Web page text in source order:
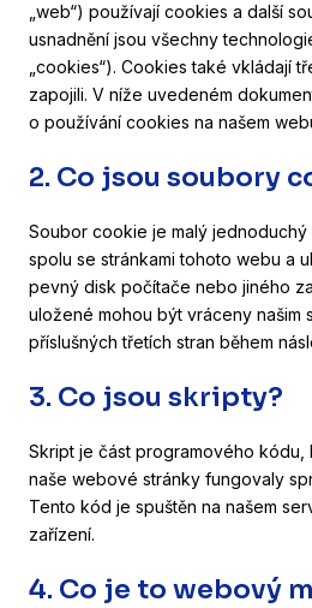
„web“) používají cookies a další
usnadnění jsou všechny
„cookies“). Cookies také vkládají
zapojili. V níže uvedeném
o používání cookies na našem
2. Co jsou soubory
Soubor cookie je malý
spolu se stránkami tohoto webu a
pevný disk počítače nebo jiného
uložené mohou být vráceny našim
příslušných třetích stran během
3. Co jsou skripty?
Skript je část programového kódu,
naše webové stránky fungovaly
Tento kód je spuštěn na našem
zařízení.
4. Co je to webový